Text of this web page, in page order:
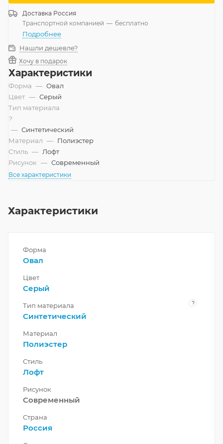
Доставка Россия
Транспортной компанией — бесплатно
Подробнее
Нашли дешевле?
Хочу в подарок
Характеристики
Форма — Овал
Цвет — Серый
Тип материала
?
— Синтетический
Материал — Полиэстер
Стиль — Лофт
Рисунок — Современный
Все характеристики
Характеристики
Форма
Овал
Цвет
Серый
Тип материала ?
Синтетический
Материал
Полиэстер
Стиль
Лофт
Рисунок
Современный
Страна
Россия